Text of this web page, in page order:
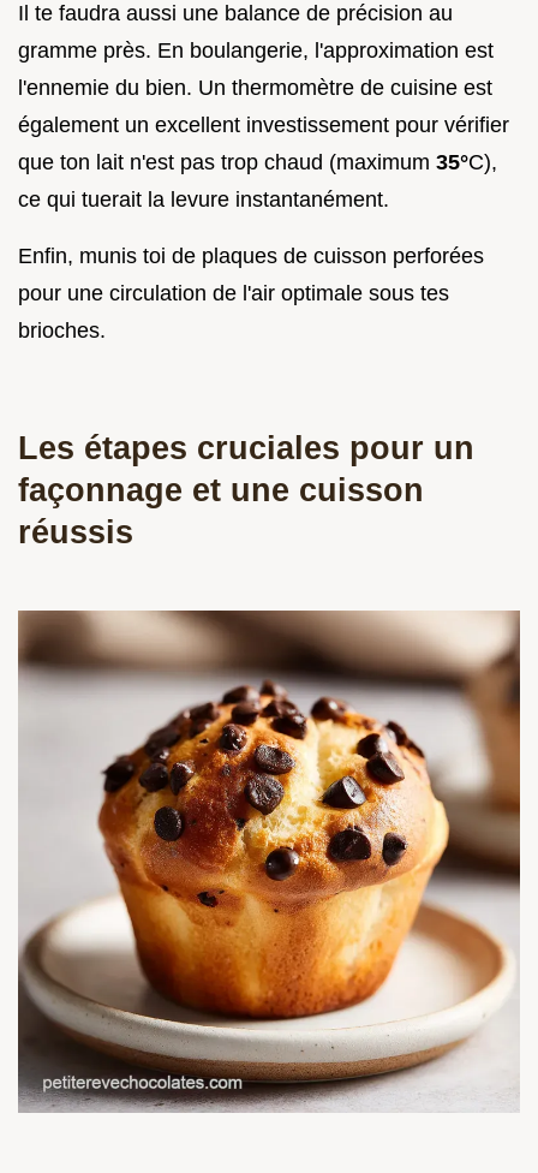
Il te faudra aussi une balance de précision au
gramme près. En boulangerie, l'approximation est
l'ennemie du bien. Un thermomètre de cuisine est
également un excellent investissement pour vérifier
que ton lait n'est pas trop chaud (maximum 35°C),
ce qui tuerait la levure instantanément.
Enfin, munis toi de plaques de cuisson perforées
pour une circulation de l'air optimale sous tes
brioches.
Les étapes cruciales pour un
façonnage et une cuisson
réussis